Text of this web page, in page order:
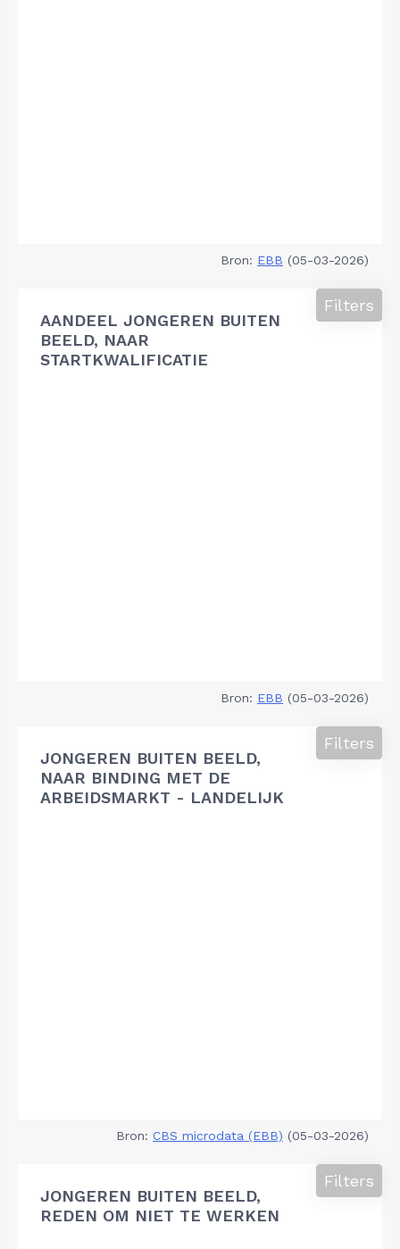
Bron: EBB (05-03-2026)
AANDEEL JONGEREN BUITEN
BEELD, NAAR
STARTKWALIFICATIE
Filters
Bron: EBB (05-03-2026)
JONGEREN BUITEN BEELD,
NAAR BINDING MET DE
ARBEIDSMARKT - LANDELIJK
Filters
Bron: CBS microdata (EBB) (05-03-2026)
JONGEREN BUITEN BEELD,
REDEN OM NIET TE WERKEN
Filters